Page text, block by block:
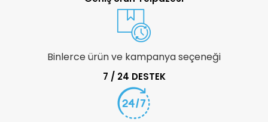
Binlerce ürün ve kampanya seçeneği
7 / 24 DESTEK